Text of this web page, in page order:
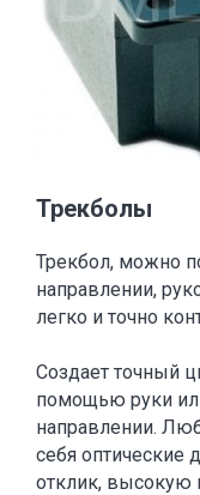
Трекболы
Трекбол, можно
направлении,
легко и точно
Создает точный
помощью руки
направлении.
себя
отклик, высокую